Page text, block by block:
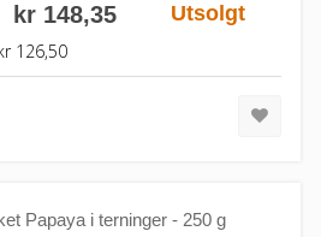
Utsolgt
kr 148,35
126,50
Papaya i terninger - 250 g